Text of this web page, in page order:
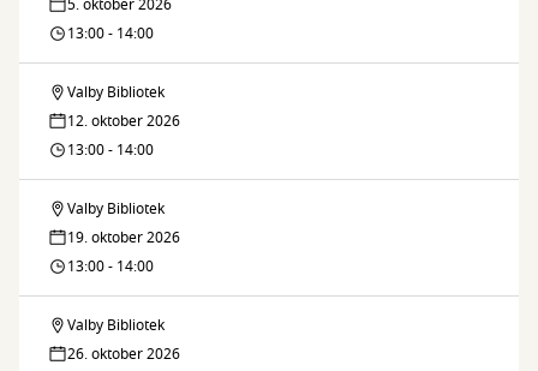
5. oktober 2026
13:00 - 14:00
Fælleslæsning
Valby Bibliotek
12. oktober 2026
13:00 - 14:00
Fælleslæsning
Valby Bibliotek
19. oktober 2026
13:00 - 14:00
Fælleslæsning
Valby Bibliotek
26. oktober 2026